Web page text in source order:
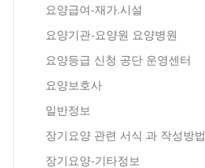
요양급여-재가.시설
요양기관-요양원 요양병원
요양등급 신청 공단 운영센터
요양보호사
일반정보
장기요양 관련 서식 과 작성방법
장기요양-기타정보